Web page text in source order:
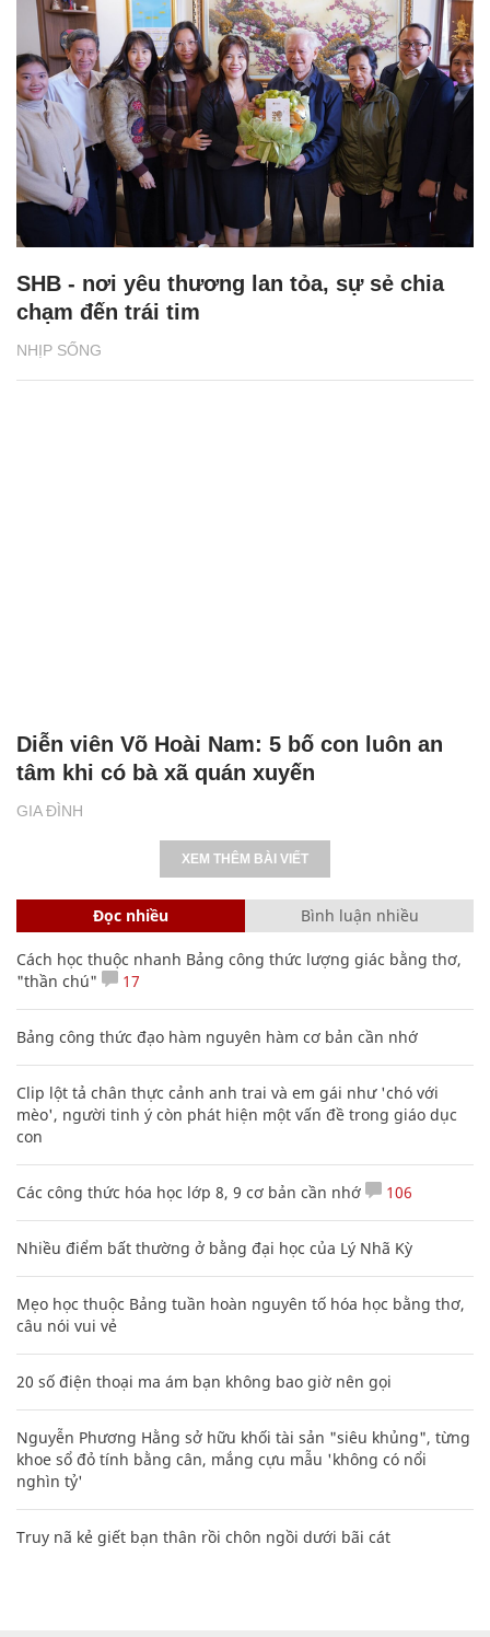
NHỊP SỐNG
SHB - nơi yêu thương lan tỏa, sự sẻ chia
chạm đến trái tim
GIA ĐÌNH
Diễn viên Võ Hoài Nam: 5 bố con luôn an
tâm khi có bà xã quán xuyến
XEM THÊM BÀI VIẾT
Đọc nhiều Bình luận nhiều
Cách học thuộc nhanh Bảng công thức lượng giác bằng thơ,
"thần chú"
17
Bảng công thức đạo hàm nguyên hàm cơ bản cần nhớ
Clip lột tả chân thực cảnh anh trai và em gái như 'chó với
mèo', người tinh ý còn phát hiện một vấn đề trong giáo dục
con
Các công thức hóa học lớp 8, 9 cơ bản cần nhớ 106
Nhiều điểm bất thường ở bằng đại học của Lý Nhã Kỳ
Mẹo học thuộc Bảng tuần hoàn nguyên tố hóa học bằng thơ,
câu nói vui vẻ
20 số điện thoại ma ám bạn không bao giờ nên gọi
Nguyễn Phương Hằng sở hữu khối tài sản "siêu khủng", từng
khoe sổ đỏ tính bằng cân, mắng cựu mẫu 'không có nổi
nghìn tỷ'
Truy nã kẻ giết bạn thân rồi chôn ngồi dưới bãi cát